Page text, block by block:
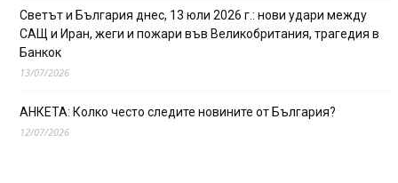
Светът и България днес, 13 юли 2026 г.: нови удари между
САЩ и Иран, жеги и пожари във Великобритания, трагедия в
Банкок
13/07/2026
АНКЕТА: Колко често следите новините от България?
12/07/2026